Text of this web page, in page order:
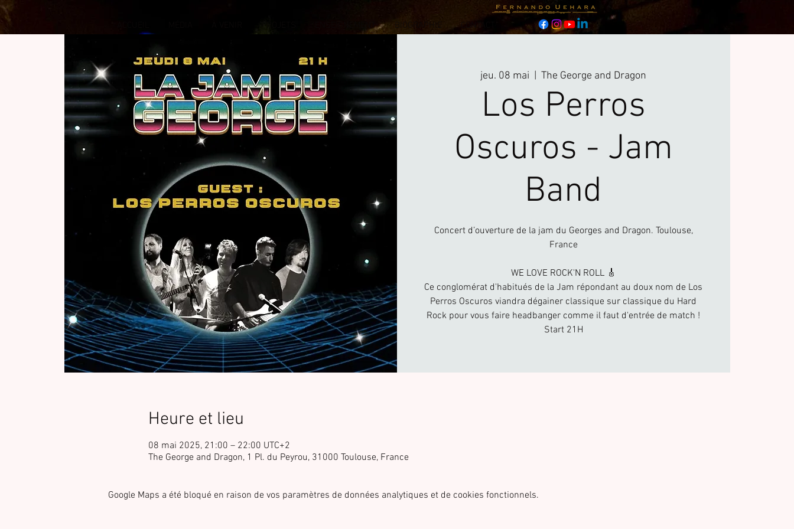
ENSEIGNEMENT BIOGRAPHIE CONTACT
jeu. 08 mai
  |
The George and Dragon
Los Perros
Oscuros - Jam
Band
Concert d’ouverture de la jam du Georges and Dragon. Toulouse,
France
WE LOVE ROCK'N ROLL 🎸
Ce conglomérat d'habitués de la Jam répondant au doux nom de Los
Perros Oscuros viandra dégainer classique sur classique du Hard
Rock pour vous faire headbanger comme il faut d'entrée de match !
Start 21H
Heure et lieu
08 mai 2025, 21:00 – 22:00 UTC+2
The George and Dragon, 1 Pl. du Peyrou, 31000 Toulouse, France
Google Maps a été bloqué en raison de vos paramètres de données analytiques et de cookies fonctionnels.